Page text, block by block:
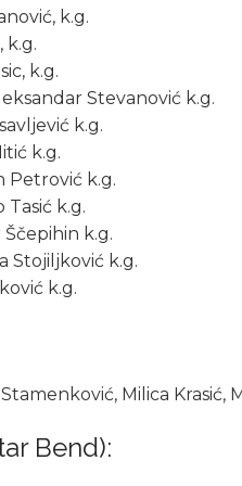
k.g.
k.g.
k.g.
Stеvanović k.g.
k.g.
k.g.
Petrović k.g.
Tasić k.g.
k.g.
Stojiljković k.g.
k.g.
Milica Krasić,
Bend):